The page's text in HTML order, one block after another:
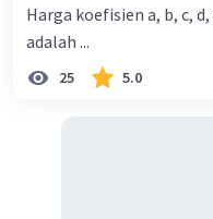
Harga koefisien a, b, c,
adalah ...
25 5.0